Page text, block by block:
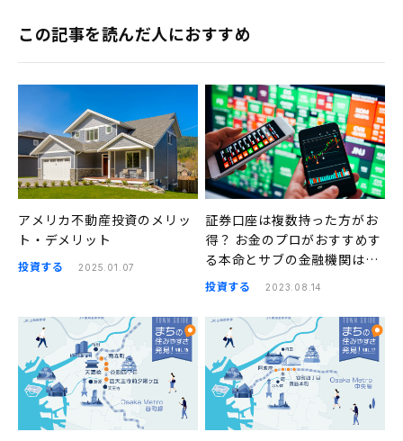
この記事を読んだ人におすすめ
アメリカ不動産投資のメリッ
ト・デメリット
投資する 2025.01.07
証券口座は複数持った方がお
得？ お金のプロがおすすめす
る本命とサブの金融機関はこ
ちら
投資する 2023.08.14